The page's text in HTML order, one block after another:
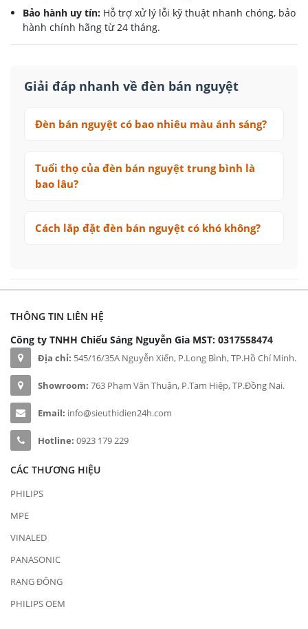
Bảo hành uy tín: Hỗ trợ xử lý lỗi kỹ thuật nhanh chóng, bảo
hành chính hãng từ 24 tháng.
Giải đáp nhanh về đèn bán nguyệt
Đèn bán nguyệt có bao nhiêu màu ánh sáng?
Tuổi thọ của đèn bán nguyệt trung bình là
bao lâu?
Cách lắp đặt đèn bán nguyệt có khó không?
THÔNG TIN LIÊN HỆ
Công ty TNHH Chiếu Sáng Nguyễn Gia MST: 0317558474
Địa chỉ: 545/16/35A Nguyễn Xiển, P.Long Bình, TP.Hồ Chí Minh.
Showroom: 763 Phạm Văn Thuận, P.Tam Hiệp, TP.Đồng Nai.
Email: info@sieuthidien24h.com
Hotline: 0923 179 229
CÁC THƯƠNG HIỆU
PHILIPS
MPE
VINALED
PANASONIC
RẠNG ĐÔNG
PHILIPS OEM